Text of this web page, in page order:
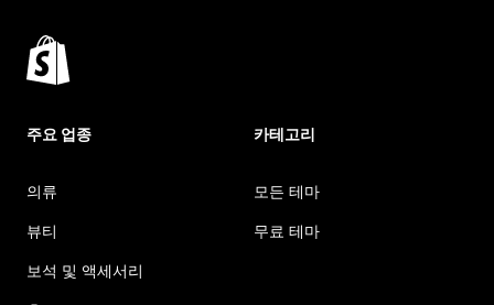
주요 업종
의류
뷰티
보석 및 액세서리
카테고리
모든 테마
무료 테마